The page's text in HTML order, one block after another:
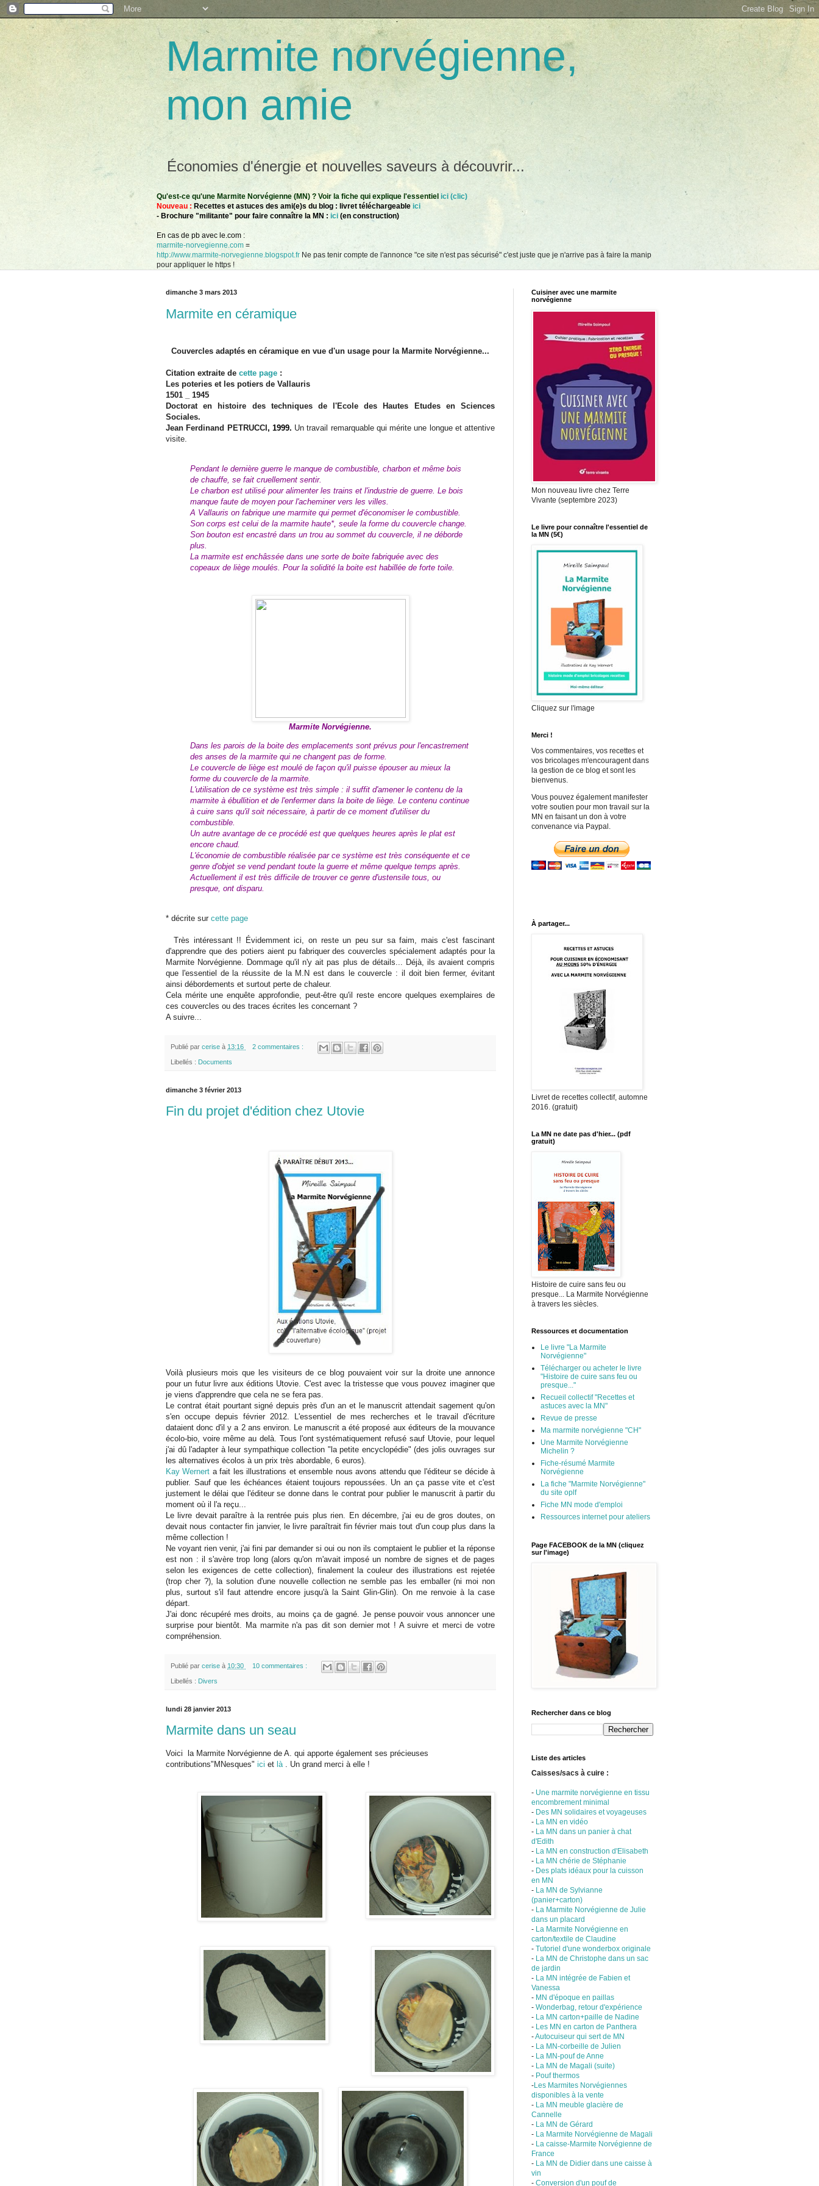
Marmite norvégienne,
mon amie
Économies d'énergie et nouvelles saveurs à découvrir...
Qu'est-ce qu'une Marmite Norvégienne (MN) ? Voir la fiche qui explique l'essentiel ici (clic)
Nouveau : Recettes et astuces des ami(e)s du blog : livret téléchargeable ici
- Brochure "militante" pour faire connaître la MN : ici (en construction)
En cas de pb avec le.com :
marmite-norvegienne.com =
http://www.marmite-norvegienne.blogspot.fr Ne pas tenir compte de l'annonce "ce site n'est pas sécurisé" c'est juste que je n'arrive pas à faire la manip
pour appliquer le https !
dimanche 3 mars 2013
Marmite en céramique
Couvercles adaptés en céramique en vue d'un usage pour la Marmite Norvégienne...
Citation extraite de cette page :
Les poteries et les potiers de Vallauris
1501 _ 1945
Doctorat en histoire des techniques de l'Ecole des Hautes Etudes en Sciences
Sociales.
Jean Ferdinand PETRUCCI, 1999. Un travail remarquable qui mérite une longue et attentive
visite.
Pendant le dernière guerre le manque de combustible, charbon et même bois
de chauffe, se fait cruellement sentir.
Le charbon est utilisé pour alimenter les trains et l'industrie de guerre. Le bois
manque faute de moyen pour l'acheminer vers les villes.
A Vallauris on fabrique une marmite qui permet d'économiser le combustible.
Son corps est celui de la marmite haute*, seule la forme du couvercle change.
Son bouton est encastré dans un trou au sommet du couvercle, il ne déborde
plus.
La marmite est enchâssée dans une sorte de boite fabriquée avec des
copeaux de liège moulés. Pour la solidité la boite est habillée de forte toile.
Marmite Norvégienne.
Dans les parois de la boite des emplacements sont prévus pour l'encastrement
des anses de la marmite qui ne changent pas de forme.
Le couvercle de liège est moulé de façon qu'il puisse épouser au mieux la
forme du couvercle de la marmite.
L'utilisation de ce système est très simple : il suffit d'amener le contenu de la
marmite à ébullition et de l'enfermer dans la boite de liège. Le contenu continue
à cuire sans qu'il soit nécessaire, à partir de ce moment d'utiliser du
combustible.
Un autre avantage de ce procédé est que quelques heures après le plat est
encore chaud.
L'économie de combustible réalisée par ce système est très conséquente et ce
genre d'objet se vend pendant toute la guerre et même quelque temps après.
Actuellement il est très difficile de trouver ce genre d'ustensile tous, ou
presque, ont disparu.
* décrite sur cette page
Très intéressant !! Évidemment ici, on reste un peu sur sa faim, mais c'est fascinant
d'apprendre que des potiers aient pu fabriquer des couvercles spécialement adaptés pour la
Marmite Norvégienne. Dommage qu'il n'y ait pas plus de détails... Déjà, ils avaient compris
que l'essentiel de la réussite de la M.N est dans le couvercle : il doit bien fermer, évitant
ainsi débordements et surtout perte de chaleur.
Cela mérite une enquête approfondie, peut-être qu'il reste encore quelques exemplaires de
ces couvercles ou des traces écrites les concernant ?
A suivre...
Publié par cerise à 13:16 2 commentaires :
Libellés : Documents
dimanche 3 février 2013
Fin du projet d'édition chez Utovie
Voilà plusieurs mois que les visiteurs de ce blog pouvaient voir sur la droite une annonce
pour un futur livre aux éditions Utovie. C'est avec la tristesse que vous pouvez imaginer que
je viens d'apprendre que cela ne se fera pas.
Le contrat était pourtant signé depuis près d'un an et le manuscrit attendait sagement qu'on
s'en occupe depuis février 2012. L'essentiel de mes recherches et le travail d'écriture
dataient donc d'il y a 2 ans environ. Le manuscrit a été proposé aux éditeurs de la mouvance
écolo-bio, voire même au delà. Tous l'ont systématiquement refusé sauf Utovie, pour lequel
j'ai dû l'adapter à leur sympathique collection "la petite encyclopédie" (des jolis ouvrages sur
les alternatives écolos à un prix très abordable, 6 euros).
Kay Wernert a fait les illustrations et ensemble nous avons attendu que l'éditeur se décide à
publier. Sauf que les échéances étaient toujours repoussées. Un an ça passe vite et c'est
justement le délai que l'éditeur se donne dans le contrat pour publier le manuscrit à partir du
moment où il l'a reçu...
Le livre devait paraître à la rentrée puis plus rien. En décembre, j'ai eu de gros doutes, on
devait nous contacter fin janvier, le livre paraîtrait fin février mais tout d'un coup plus dans la
même collection !
Ne voyant rien venir, j'ai fini par demander si oui ou non ils comptaient le publier et la réponse
est non : il s'avère trop long (alors qu'on m'avait imposé un nombre de signes et de pages
selon les exigences de cette collection), finalement la couleur des illustrations est rejetée
(trop cher ?), la solution d'une nouvelle collection ne semble pas les emballer (ni moi non
plus, surtout s'il faut attendre encore jusqu'à la Saint Glin-Glin). On me renvoie à la case
départ.
J'ai donc récupéré mes droits, au moins ça de gagné. Je pense pouvoir vous annoncer une
surprise pour bientôt. Ma marmite n'a pas dit son dernier mot ! A suivre et merci de votre
compréhension.
Publié par cerise à 10:30 10 commentaires :
Libellés : Divers
lundi 28 janvier 2013
Marmite dans un seau
Voici la Marmite Norvégienne de A. qui apporte également ses précieuses
contributions"MNesques" ici et là. Un grand merci à elle !
Cuisiner avec une marmite
norvégienne
Mon nouveau livre chez Terre
Vivante (septembre 2023)
Le livre pour connaître l'essentiel de
la MN (5€)
Cliquez sur l'image
Merci !
Vos commentaires, vos recettes et
vos bricolages m'encouragent dans
la gestion de ce blog et sont les
bienvenus.
Vous pouvez également manifester
votre soutien pour mon travail sur la
MN en faisant un don à votre
convenance via Paypal.
À partager...
Livret de recettes collectif, automne
2016. (gratuit)
La MN ne date pas d'hier... (pdf
gratuit)
Histoire de cuire sans feu ou
presque... La Marmite Norvégienne
à travers les siècles.
Ressources et documentation
Le livre "La Marmite
Norvégienne"
Télécharger ou acheter le livre
"Histoire de cuire sans feu ou
presque..."
Recueil collectif "Recettes et
astuces avec la MN"
Revue de presse
Ma marmite norvégienne "CH"
Une Marmite Norvégienne
Michelin ?
Fiche-résumé Marmite
Norvégienne
La fiche "Marmite Norvégienne"
du site oplf
Fiche MN mode d'emploi
Ressources internet pour ateliers
Page FACEBOOK de la MN (cliquez
sur l'image)
Rechercher dans ce blog
Liste des articles
Caisses/sacs à cuire :
- Une marmite norvégienne en tissu
encombrement minimal
- Des MN solidaires et voyageuses
- La MN en vidéo
- La MN dans un panier à chat
d'Edith
- La MN en construction d'Elisabeth
- La MN chérie de Stéphanie
- Des plats idéaux pour la cuisson
en MN
- La MN de Sylvianne
(panier+carton)
- La Marmite Norvégienne de Julie
dans un placard
- La Marmite Norvégienne en
carton/textile de Claudine
- Tutoriel d'une wonderbox originale
- La MN de Christophe dans un sac
de jardin
- La MN intégrée de Fabien et
Vanessa
- MN d'époque en paillas
- Wonderbag, retour d'expérience
- La MN carton+paille de Nadine
- Les MN en carton de Panthera
-Autocuiseur qui sert de MN
- La MN-corbeille de Julien
- La MN-pouf de Anne
- La MN de Magali (suite)
- Pouf thermos
-Les Marmites Norvégiennes
disponibles à la vente
- La MN meuble glacière de
Cannelle
- La MN de Gérard
- La Marmite Norvégienne de Magali
- La caisse-Marmite Norvégienne de
France
- La MN de Didier dans une caisse à
vin
- Conversion d'un pouf de